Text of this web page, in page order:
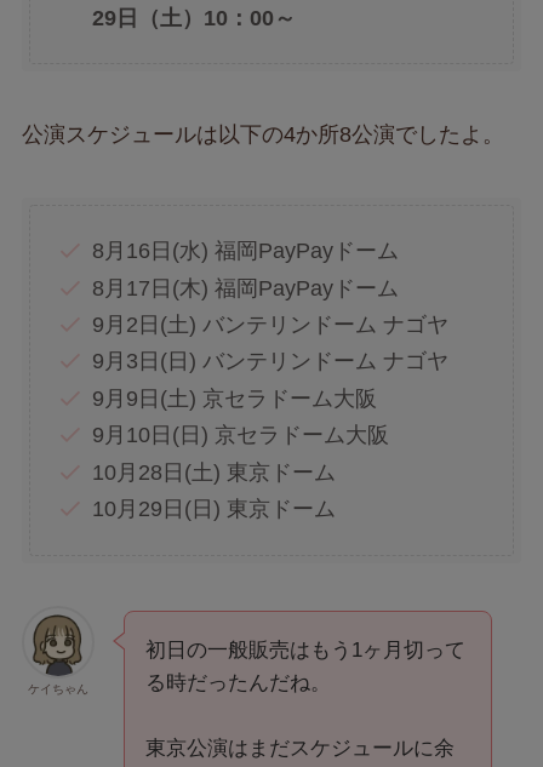
29日（土）10：00～
公演スケジュールは以下の4か所8公演でしたよ。
8月16日(水) 福岡PayPayドーム
8月17日(木) 福岡PayPayドーム
9月2日(土) バンテリンドーム ナゴヤ
9月3日(日) バンテリンドーム ナゴヤ
9月9日(土) 京セラドーム大阪
9月10日(日) 京セラドーム大阪
10月28日(土) 東京ドーム
10月29日(日) 東京ドーム
ケイちゃん
初日の一般販売はもう1ヶ月切って
る時だったんだね。
東京公演はまだスケジュールに余